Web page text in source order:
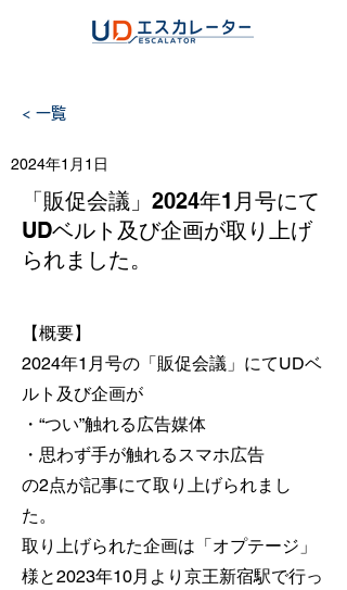
< 一覧
2024年1月1日
「販促会議」2024年1月号にて
UDベルト及び企画が取り上げ
られました。
【概要】
2024年1月号の「販促会議」にてUDベ
ルト及び企画が
・“つい”触れる広告媒体
・思わず手が触れるスマホ広告
の2点が記事にて取り上げられまし
た。
取り上げられた企画は「オプテージ」
様と2023年10月より京王新宿駅で行っ